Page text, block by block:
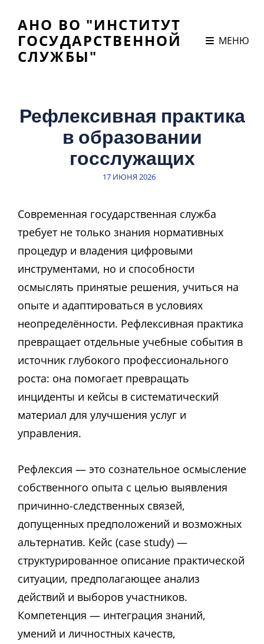
АНО ВО "ИНСТИТУТ
ГОСУДАРСТВЕННОЙ
СЛУЖБЫ"
МЕНЮ
Рефлексивная практика
в образовании
госслужащих
ЗАПИСЬ
17 ИЮНЯ 2026
Современная государственная служба
требует не только знания нормативных
процедур и владения цифровыми
инструментами, но и способности
осмыслять принятые решения, учиться на
опыте и адаптироваться в условиях
неопределённости. Рефлексивная практика
превращает отдельные учебные события в
источник глубокого профессионального
роста: она помогает превращать
инциденты и кейсы в систематический
материал для улучшения услуг и
управления.
Рефлексия — это сознательное осмысление
собственного опыта с целью выявления
причинно-следственных связей,
допущенных предположений и возможных
альтернатив. Кейс (case study) —
структурированное описание практической
ситуации, предполагающее анализ
действий и выборов участников.
Компетенция — интеграция знаний,
умений и личностных качеств,